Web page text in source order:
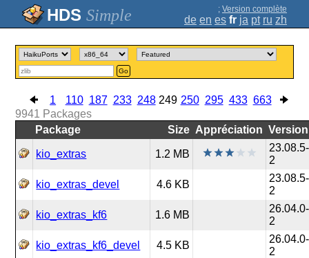
Simple ; Version complète
de en es fr ja pt ru zh
Go
1 110 187 233 248 249 250 295 433 663
9941 Packages
Package
Size Appréciation Version
kio_extras 1.2 MB
23.08.5-
2
kio_extras_devel 4.6 KB
23.08.5-
2
kio_extras_kf6 1.6 MB
26.04.0-
2
kio_extras_kf6_devel 4.5 KB
26.04.0-
2